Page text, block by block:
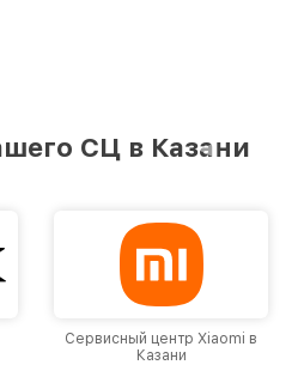
СЦ в Казани
Сервисный центр Braun в
Казани